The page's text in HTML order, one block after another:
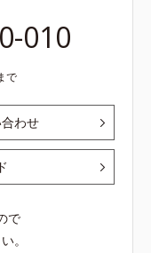
010
で
わせ
で
。